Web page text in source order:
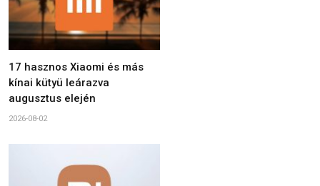
17 hasznos Xiaomi és más
kínai kütyü leárazva
augusztus elején
2026-08-02